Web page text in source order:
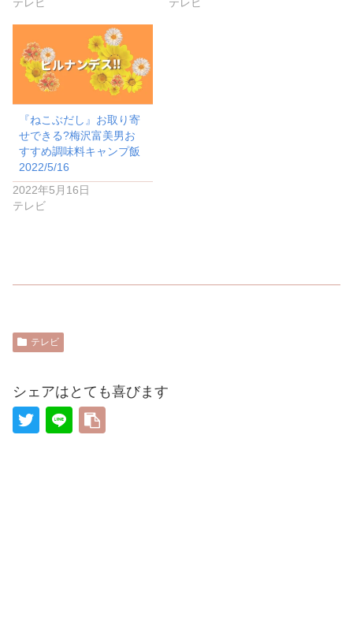
『ねこぶだし』お取り寄
せできる?梅沢富美男お
すすめ調味料キャンプ飯
2022/5/16
2022年5月16日
テレビ
テレビ
シェアはとても喜びます